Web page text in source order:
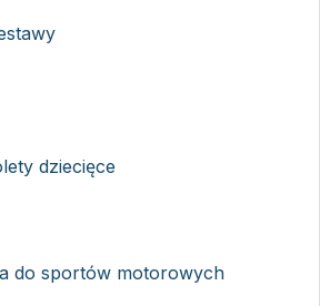
dziecięce
do sportów motorowych